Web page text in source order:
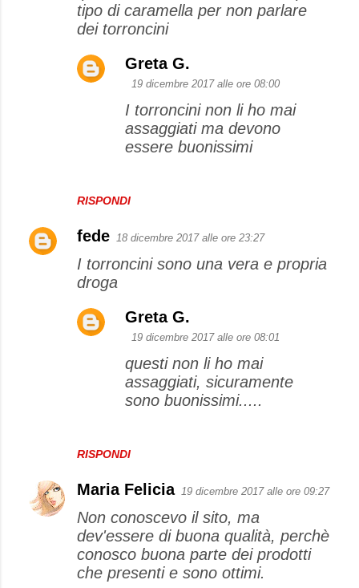
tipo di caramella per non parlare
dei torroncini
RISPONDI
Greta G.
19 dicembre 2017 alle ore 08:00
I torroncini non li ho mai
assaggiati ma devono
essere buonissimi
fede 18 dicembre 2017 alle ore 23:27
I torroncini sono una vera e propria
droga
RISPONDI
Greta G.
19 dicembre 2017 alle ore 08:01
questi non li ho mai
assaggiati, sicuramente
sono buonissimi.....
Maria Felicia 19 dicembre 2017 alle ore 09:27
Non conoscevo il sito, ma
dev'essere di buona qualità, perchè
conosco buona parte dei prodotti
che presenti e sono ottimi.